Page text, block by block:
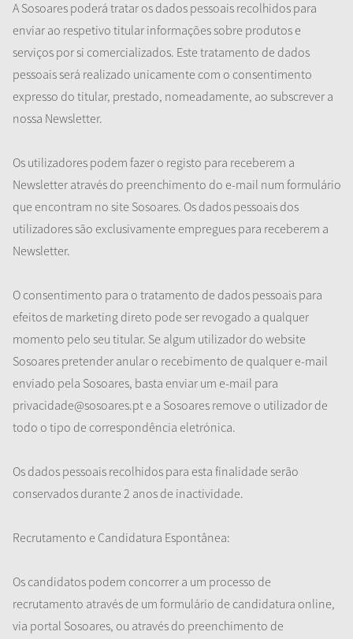
A Sosoares poderá tratar os dados pessoais recolhidos para
enviar ao respetivo titular informações sobre produtos e
serviços por si comercializados. Este tratamento de dados
pessoais será realizado unicamente com o consentimento
expresso do titular, prestado, nomeadamente, ao subscrever a
nossa Newsletter.
Os utilizadores podem fazer o registo para receberem a
Newsletter através do preenchimento do e-mail num formulário
que encontram no site Sosoares. Os dados pessoais dos
utilizadores são exclusivamente empregues para receberem a
Newsletter.
O consentimento para o tratamento de dados pessoais para
efeitos de marketing direto pode ser revogado a qualquer
momento pelo seu titular. Se algum utilizador do website
Sosoares pretender anular o recebimento de qualquer e-mail
enviado pela Sosoares, basta enviar um e-mail para
privacidade@sosoares.pt e a Sosoares remove o utilizador de
todo o tipo de correspondência eletrónica.
Os dados pessoais recolhidos para esta finalidade serão
conservados durante 2 anos de inactividade.
Recrutamento e Candidatura Espontânea:
Os candidatos podem concorrer a um processo de
recrutamento através de um formulário de candidatura online,
via portal Sosoares, ou através do preenchimento de